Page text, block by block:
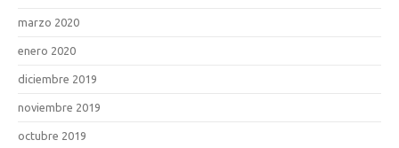
marzo 2020
enero 2020
diciembre 2019
noviembre 2019
octubre 2019